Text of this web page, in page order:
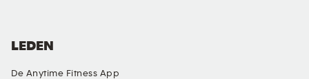
LEDEN
De Anytime Fitness App